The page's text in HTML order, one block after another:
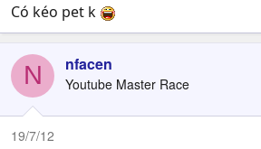
Có kéo pet k
N nfacen
Youtube Master Race
19/7/12